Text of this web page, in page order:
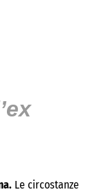
Le circostanze